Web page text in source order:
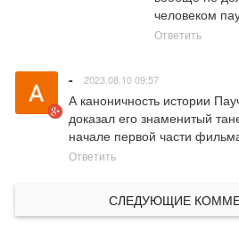
человеком
Ответить
- 2023.08.10 09:57
А каноничность истории
доказал его знаменитый
начале первой части
Ответить
СЛЕДУЮЩИЕ